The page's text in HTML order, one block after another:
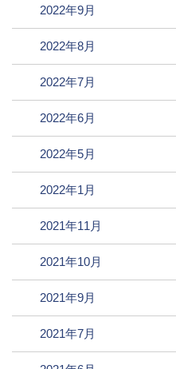
2022年9月
2022年8月
2022年7月
2022年6月
2022年5月
2022年1月
2021年11月
2021年10月
2021年9月
2021年7月